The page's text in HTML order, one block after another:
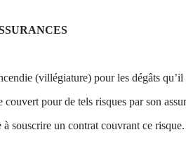
(villégiature) pour les dégâts
pour de tels risques par son
souscrire un contrat couvrant ce risque.